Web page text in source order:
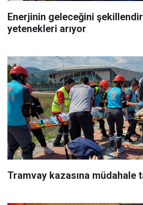
Enerjinin geleceğini
yetenekleri arıyor
Tramvay kazasına müdahale